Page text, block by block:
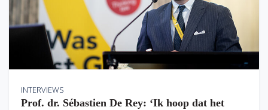
INTERVIEWS
Prof. dr. Sébastien De Rey: ‘Ik hoop dat het